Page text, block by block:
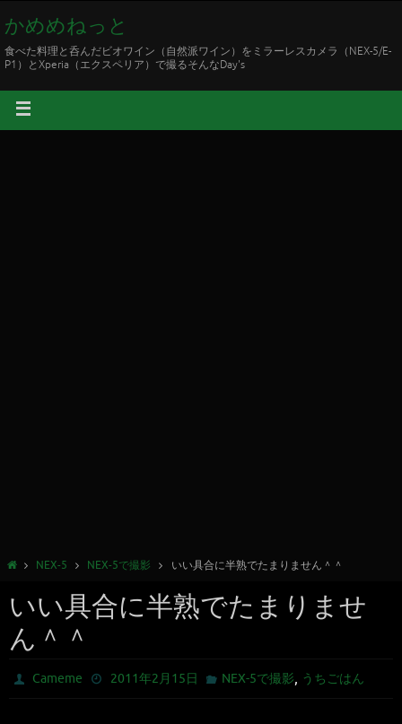
かめめねっと
食べた料理と呑んだビオワイン（自然派ワイン）をミラーレスカメラ（NEX-5/E-
P1）とXperia（エクスペリア）で撮るそんなDay's
NEX-5 NEX-5で撮影 いい具合に半熟でたまりません＾＾
いい具合に半熟でたまりませ
ん＾＾
Cameme 2011年2月15日 NEX-5で撮影, うちごはん